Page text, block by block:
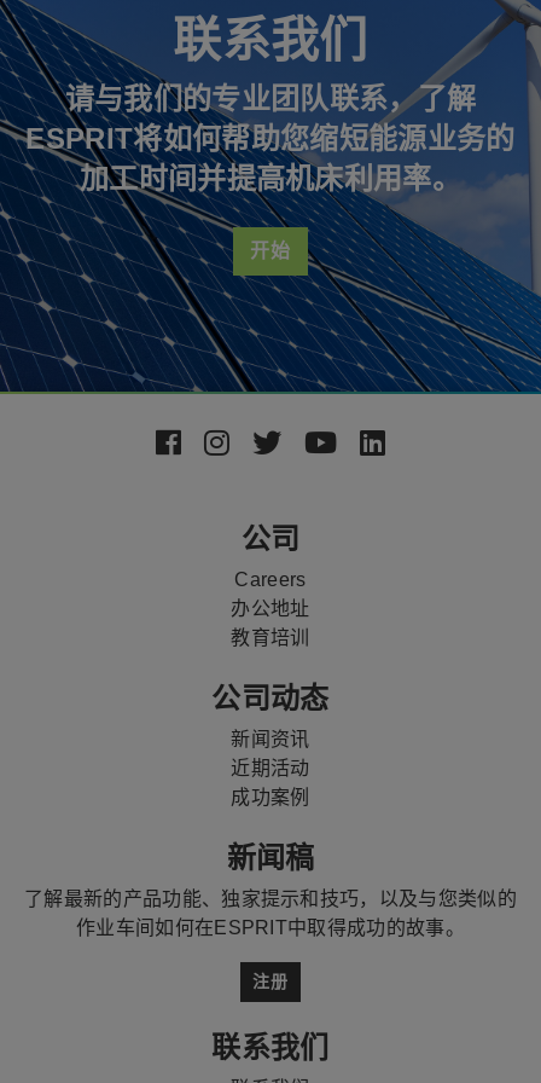
联系我们
请与我们的专业团队联系，了解
ESPRIT将如何帮助您缩短能源业务的
加工时间并提高机床利用率。
开始
公司
Careers
办公地址
教育培训
公司动态
新闻资讯
近期活动
成功案例
新闻稿
了解最新的产品功能、独家提示和技巧，以及与您类似的
作业车间如何在ESPRIT中取得成功的故事。
注册
联系我们